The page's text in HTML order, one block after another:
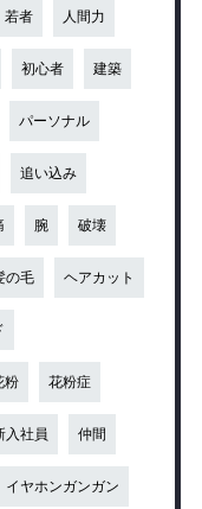
若者 人間力
初心者 建築
パーソナル
追い込み
腕 破壊
の毛 ヘアカット
粉 花粉症
入社員 仲間
イヤホンガンガン